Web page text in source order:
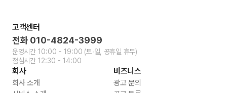
고객센터
전화 010-4824-3999
운영시간 10:00 - 19:00 (토∙일, 공휴일 휴무)
점심시간 12:30 - 14:00
회사
회사 소개
비즈니스
광고 문의